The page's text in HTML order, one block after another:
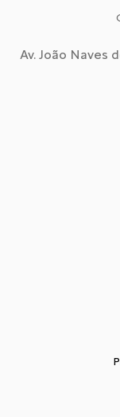
Av. João Naves